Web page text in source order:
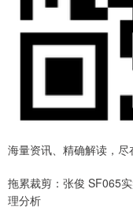
海量资讯、精确解读，尽
拖累裁剪：张俊 SF065
理分析